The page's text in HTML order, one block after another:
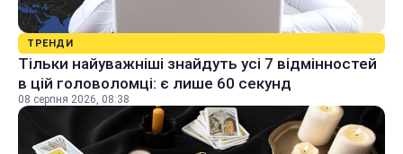
ТРЕНДИ
Тільки найуважніші знайдуть усі 7 відмінностей
в цій головоломці: є лише 60 секунд
08 серпня 2026, 08:38